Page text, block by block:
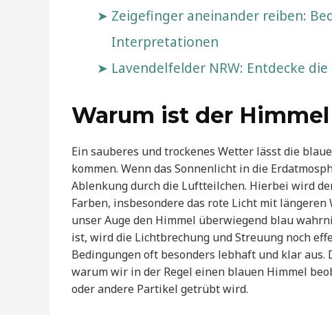
Zeigefinger aneinander reiben:
Interpretationen
Lavendelfelder NRW: Entdecke
Warum ist der
Ein sauberes und trockenes Wetter lässt die
kommen. Wenn das Sonnenlicht in die
Ablenkung durch die Luftteilchen. Hierbei wird
Farben, insbesondere das rote Licht mit
unser Auge den Himmel überwiegend blau
ist, wird die Lichtbrechung und Streuung noch
Bedingungen oft besonders lebhaft und klar aus.
warum wir in der Regel einen blauen Himmel
oder andere Partikel getrübt wird.